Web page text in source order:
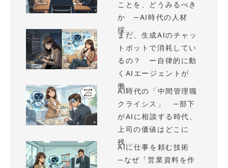
ことを、どうみるべき
か —AI時代の人材
採...
まだ、生成AIのチャッ
トボットで消耗してい
るの？ ー自律的に動
くAIエージェントが
働...
AI時代の「中間管理職
クライシス」 —部下
がAIに相談する時代、
上司の価値はどこに
残...
AIに仕事を頼む技術
—なぜ「営業資料を作